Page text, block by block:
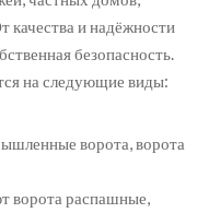
качества и надёжности
безопасность.
на следующие виды:
ворота, ворота
ворота распашные,